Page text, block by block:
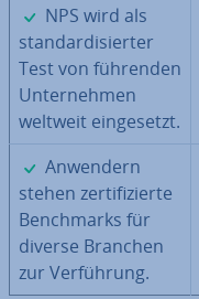
✓
NPS wird als
stan­dar­di­sier­ter
Test von führenden
Un­ter­neh­men
weltweit ein­ge­setzt.
✓
Anwendern
stehen zer­ti­fi­zier­te
Bench­marks für
diverse Branchen
zur Ver­füh­rung.